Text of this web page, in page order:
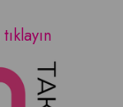
tıklayın